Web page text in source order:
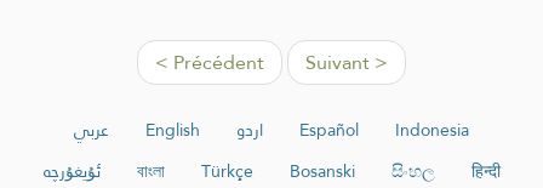
< Précédent Suivant >
عربي English اردو Español
Indonesia
ئۇيغۇرچە
বাংলা Türkçe Bosanski සිංහල
हिन्दी